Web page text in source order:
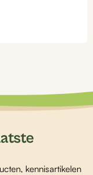
kennisartikelen